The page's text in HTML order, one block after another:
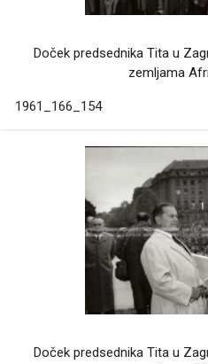
Doček predsednika Tita u
zemljama
1961_166_154
Doček predsednika Tita u